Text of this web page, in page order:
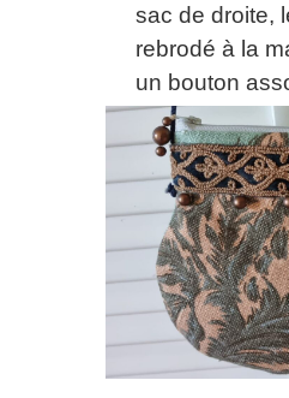
sac de droite,
rebrodé à la
un bouton